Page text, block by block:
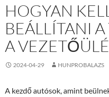
HOGYAN
BEÁLLÍTANI
A
2024-04-29 HUNPROBALAZS
A kezdő autósok, amint